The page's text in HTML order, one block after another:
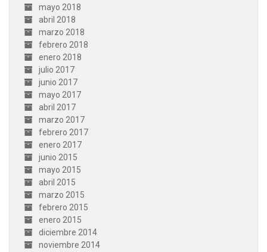
mayo 2018
abril 2018
marzo 2018
febrero 2018
enero 2018
julio 2017
junio 2017
mayo 2017
abril 2017
marzo 2017
febrero 2017
enero 2017
junio 2015
mayo 2015
abril 2015
marzo 2015
febrero 2015
enero 2015
diciembre 2014
noviembre 2014